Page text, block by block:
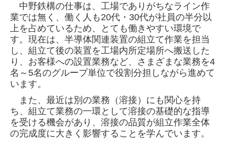
中野鉄構の仕事は、工場でありがちなライン作
業では無く、働く人も20代・30代が社員の半分以
上を占めているため、とても働きやすい環境で
す。現在は、半導体関連装置の組立て作業を担当
し、組立て後の装置を工場内所定場所へ搬送した
り、お客様への設置業務など、さまざまな業務を4
名～5名のグループ単位で役割分担しながら進めて
います。
また、最近は別の業務（溶接）にも関心を持
ち、組立て業務の一環として溶接の基礎的な指導
を受ける機会があり、溶接の品質が組立作業全体
の完成度に大きく影響することを学んでいます。